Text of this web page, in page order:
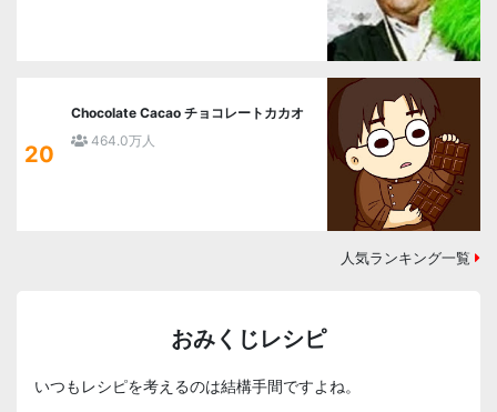
20
Chocolate Cacao チョコレートカカオ
464.0万人
人気ランキング一覧
おみくじレシピ
いつもレシピを考えるのは結構手間ですよね。